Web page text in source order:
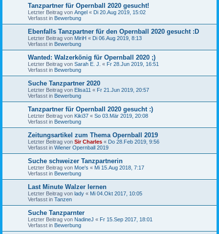
Tanzpartner für Opernball 2020 gesucht!
Letzter Beitrag von Angel « Di 20.Aug 2019, 15:02
Verfasst in Bewerbung
Ebenfalls Tanzpartner für den Opernball 2020 gesucht :D
Letzter Beitrag von MiriH « Di 06.Aug 2019, 8:13
Verfasst in Bewerbung
Wanted: Walzerkönig für Opernball 2020 ;)
Letzter Beitrag von Sarah E. J. « Fr 28.Jun 2019, 16:51
Verfasst in Bewerbung
Suche Tanzpartner 2020
Letzter Beitrag von Elisa11 « Fr 21.Jun 2019, 20:57
Verfasst in Bewerbung
Tanzpartner für Opernball 2020 gesucht :)
Letzter Beitrag von Kiki37 « So 03.Mär 2019, 20:08
Verfasst in Bewerbung
Zeitungsartikel zum Thema Opernball 2019
Letzter Beitrag von Sir Charles « Do 28.Feb 2019, 9:56
Verfasst in Wiener Opernball 2019
Suche schweizer Tanzpartnerin
Letzter Beitrag von Moe's « Mi 15.Aug 2018, 7:17
Verfasst in Bewerbung
Last Minute Walzer lernen
Letzter Beitrag von lady « Mi 04.Okt 2017, 10:05
Verfasst in Tanzen
Suche Tanzparnter
Letzter Beitrag von NadineJ « Fr 15.Sep 2017, 18:01
Verfasst in Bewerbung